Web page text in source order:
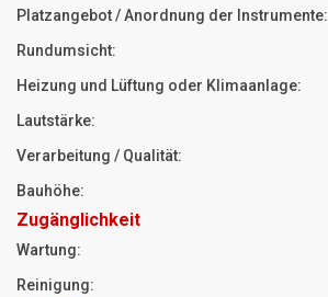
Platzangebot / Anordnung der Instrumente:
Rundumsicht:
Heizung und Lüftung oder Klimaanlage:
Lautstärke:
Verarbeitung / Qualität:
Bauhöhe:
Zugänglichkeit
Wartung:
Reinigung: